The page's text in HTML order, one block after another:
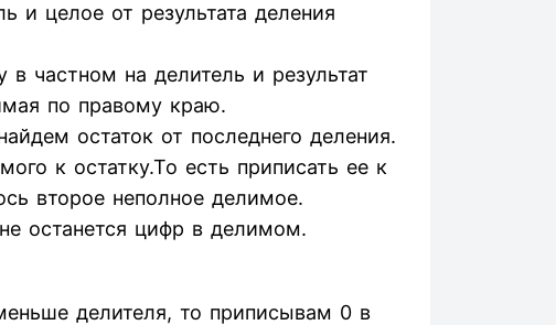
и целое от результата деления
частном на делитель и результат
по правому краю.
остаток от последнего деления.
к остатку.То есть приписать ее к
второе неполное делимое.
останется цифр в делимом.
делителя, то приписывам 0 в